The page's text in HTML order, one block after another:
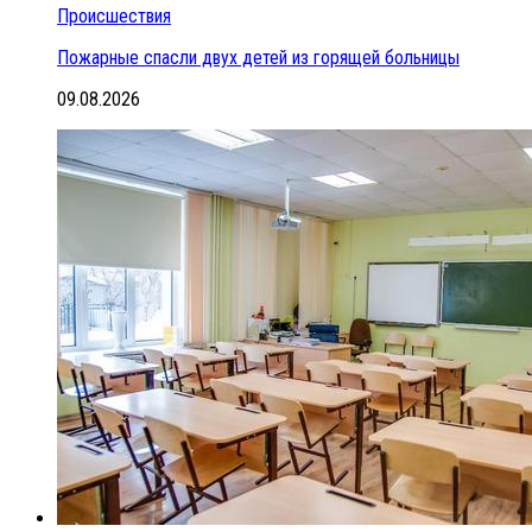
Происшествия
Пожарные спасли двух детей из горящей больницы
09.08.2026